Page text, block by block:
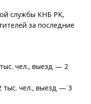
службы КНБ РК,
за последние
чел., выезд — 2
тыс. чел., выезд — 3